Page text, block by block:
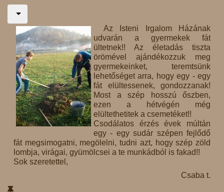
Az Isteni Irgalom Házának
udvarán a gyermekek fát
ültetnek!! Az életadás tiszta
örömével ajándékozzuk meg
gyermekeinket, teremtsünk
lehetőséget arra, hogy egy - egy
fát elültessenek, gondozzanak!
Most a szép hosszú őszben,
ezen a hétvégén még
elültethetitek a csemetéket!!
Csodálatos érzés évek múltán
egy - egy sudár szépen fejlődő
fát megsimogatni, megölelni, tudni azt, hogy szép zöld
lombja, virágai, gyümölcsei a te munkádból is fakad!!
Sok szeretettel,
Csaba t.